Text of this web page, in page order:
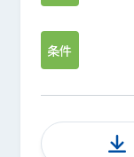
条件